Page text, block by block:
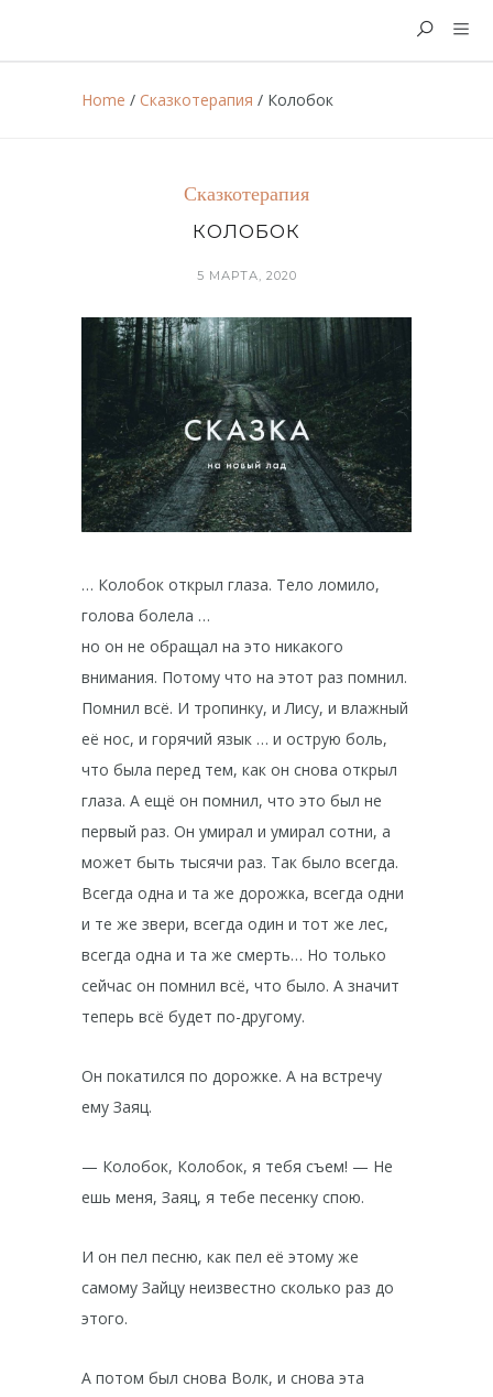
Home / Сказкотерапия / Колобок
Сказкотерапия
КОЛОБОК
5 МАРТА, 2020
… Колобок открыл глаза. Тело ломило,
голова болела …
но он не обращал на это никакого
внимания. Потому что на этот раз помнил.
Помнил всё. И тропинку, и Лису, и влажный
её нос, и горячий язык … и острую боль,
что была перед тем, как он снова открыл
глаза. А ещё он помнил, что это был не
первый раз. Он умирал и умирал сотни, а
может быть тысячи раз. Так было всегда.
Всегда одна и та же дорожка, всегда одни
и те же звери, всегда один и тот же лес,
всегда одна и та же смерть… Но только
сейчас он помнил всё, что было. А значит
теперь всё будет по-другому.
Он покатился по дорожке. А на встречу
ему Заяц.
— Колобок, Колобок, я тебя съем! — Не
ешь меня, Заяц, я тебе песенку спою.
И он пел песню, как пел её этому же
самому Зайцу неизвестно сколько раз до
этого.
А потом был снова Волк, и снова эта